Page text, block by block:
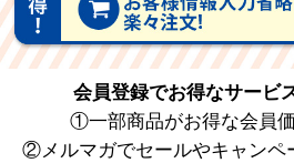
会員登録でお得なサービ
①一部商品がお得な会員
②メルマガでセールやキャンペ